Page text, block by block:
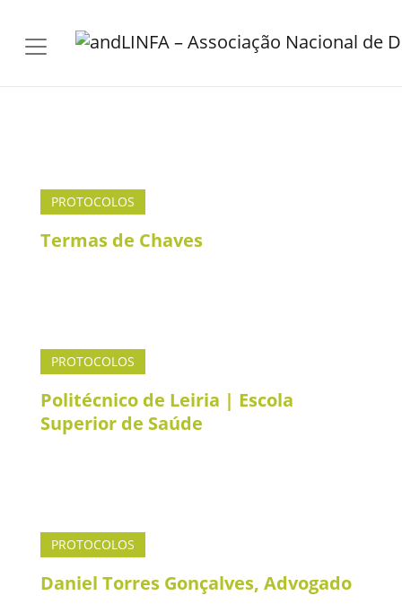
PROTOCOLOS
Termas de Chaves
PROTOCOLOS
Politécnico de Leiria | Escola
Superior de Saúde
PROTOCOLOS
Daniel Torres Gonçalves, Advogado